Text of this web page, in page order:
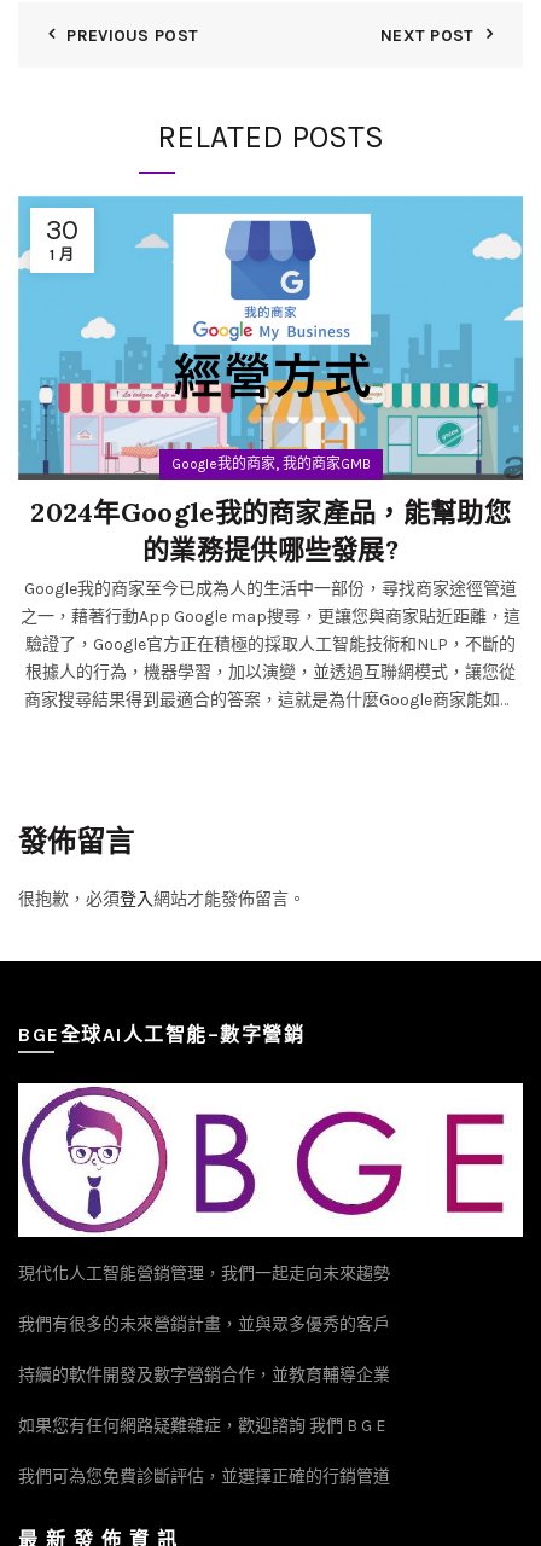
PREVIOUS POST NEXT POST
RELATED POSTS
30
1 月
Google我的商家, 我的商家GMB
2024年Google我的商家產品，能幫助您
的業務提供哪些發展?
Google我的商家至今已成為人的生活中一部份，尋找商家途徑管道
之一，藉著行動App Google map搜尋，更讓您與商家貼近距離，這
驗證了，Google官方正在積極的採取人工智能技術和NLP，不斷的
根據人的行為，機器學習，加以演變，並透過互聯網模式，讓您從
商家搜尋結果得到最適合的答案，這就是為什麼Google商家能如此
道，我的商家該如何經營，並進行優化，以達到您的業務發展目
gle商家管理登入。 二、商家資訊更新，標題限20字以內，需與您的
連撥打電話)。 七、服務更新，根據產品類別設定，標題、價格、說
九、動態貼文，隨時保持商家最新資訊，如促銷、優惠、公告。 Go
ogle我的商家演算法則: 一、本地SEO以28天為一期，按探索及直
接，品牌相關服務，搜尋率平均值而定。 二、照片顯示商家熱門位
置 ， 每天要有一定的點閱人數，以1週更新一次。 三、評論出現在
最相關位置，須30字以上，附加照片，並增加點閱，維持第一頁好
評，以1週更新一次。 Google我的商家進行優化: 一、API優化，與其
商家內外部連結建立，內部連結:引用商家資訊or評論，推向社群或
通訊好友，外部連結:由社群或第三方平台轉貼商家網址。 三、設定
個人資料簡稱，以助於客戶在地圖上更容易搜尋到您，以提升您的
業務。 四、貼文保持更新，幫助您在搜尋排名上獲得更多的曝光，
排名位置，以增加關鍵字覆蓋率。 六、客戶提供更多照片，以提高
OVID-19) 影響，我的商家部份功能暫停，但SEO還是繼續保持更
發佈留言
很抱歉，必須登入網站才能發佈留言。
BGE全球AI人工智能–數字營銷
現代化人工智能營銷管理，我們一起走向未來趨勢
我們有很多的未來營銷計畫，並與眾多優秀的客戶
持續的軟件開發及數字營銷合作，並教育輔導企業
如果您有任何網路疑難雜症，歡迎諮詢 我們 B G E
我們可為您免費診斷評估，並選擇正確的行銷管道
最 新 發 佈 資 訊